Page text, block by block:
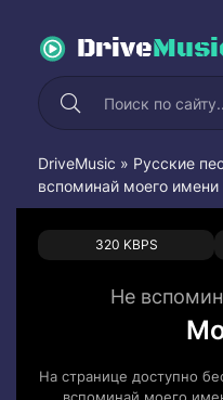
Drive
DriveMusic » Русские
вспоминай моего имени
320 KBPS
0
Не
На странице доступно